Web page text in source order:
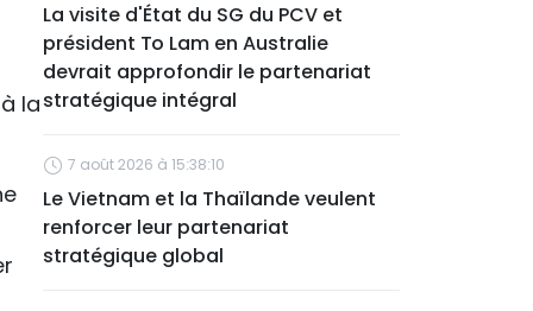
la
La visite d'État du SG du PCV et
président To Lam en Australie
devrait approfondir le partenariat
stratégique intégral
7 août 2026 à 15:38:10
Le Vietnam et la Thaïlande veulent
renforcer leur partenariat
stratégique global